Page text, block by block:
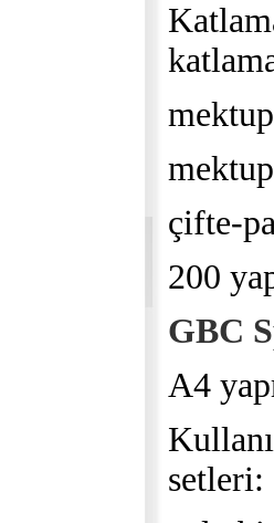
çifte-
200
GBC
A4
setleri: